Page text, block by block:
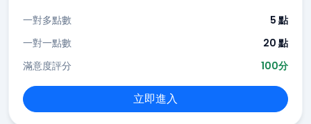
一對多點數
5 點
一對一點數
20 點
滿意度評分
100分
立即進入